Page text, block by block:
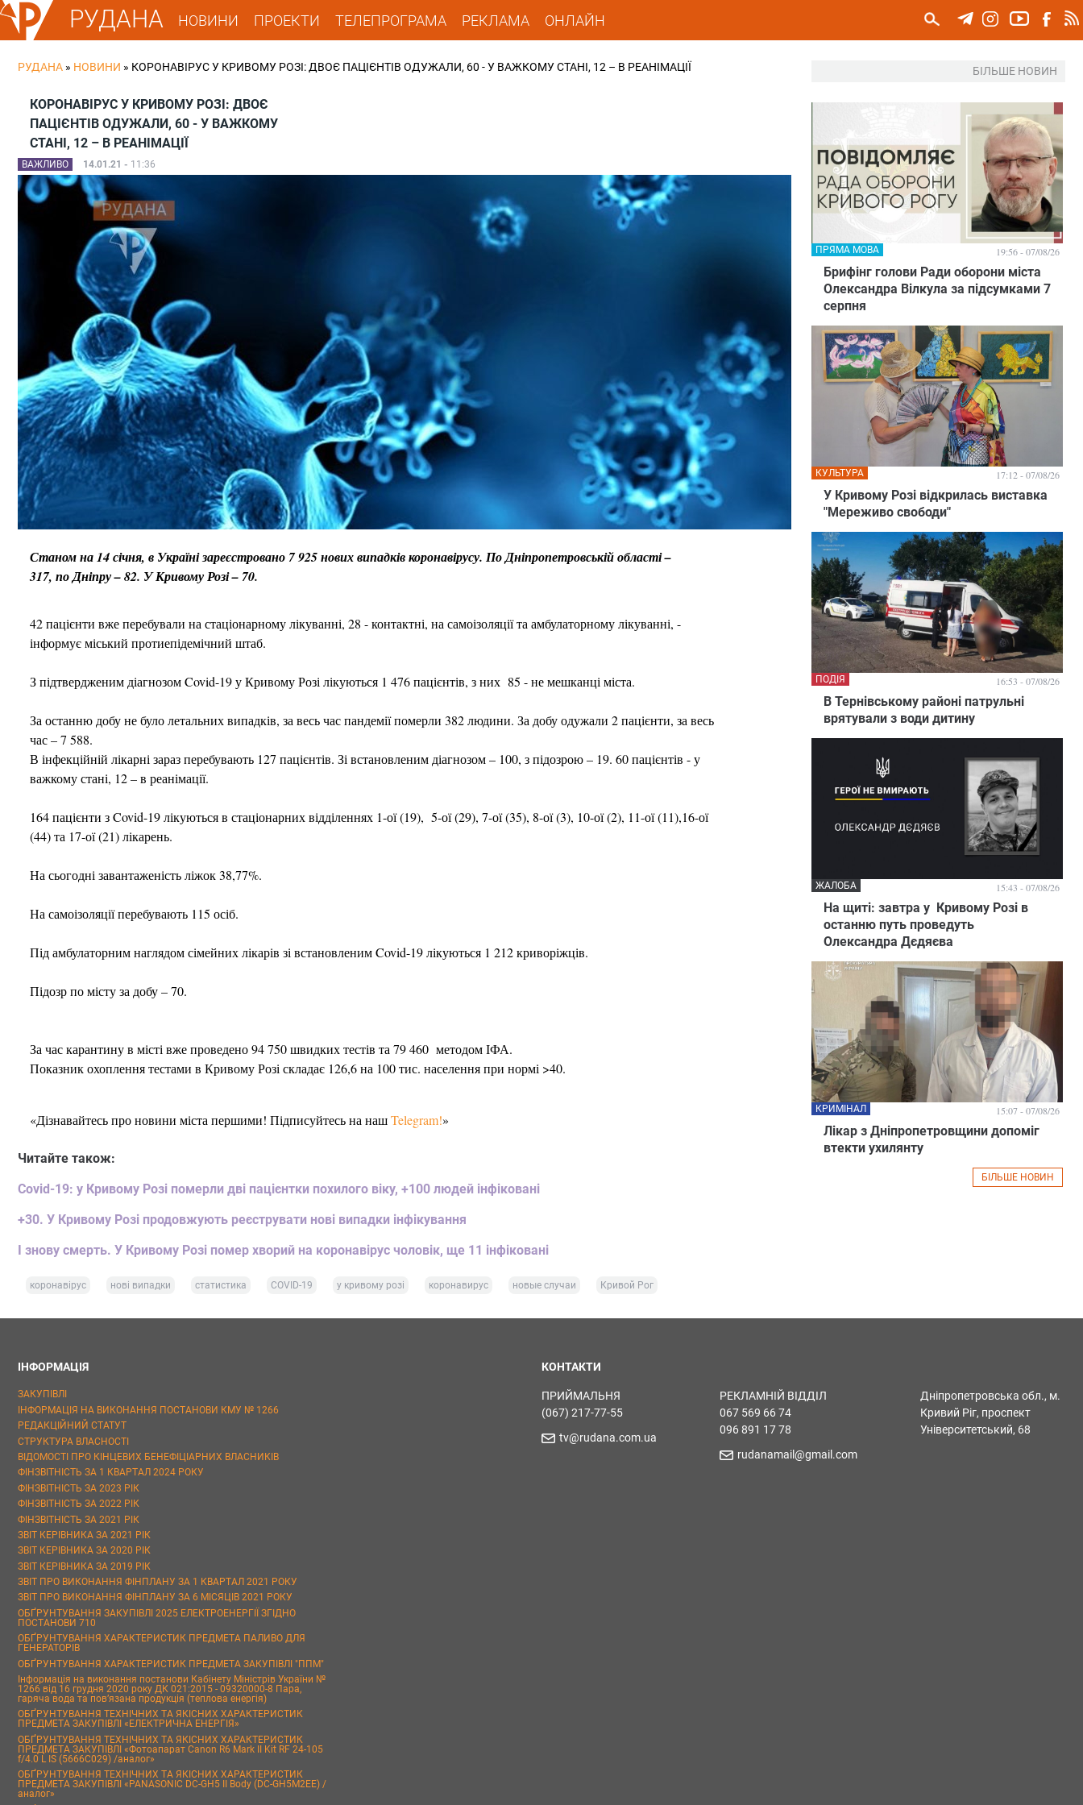
РУДАНА НОВИНИ ПРОЕКТИ ТЕЛЕПРОГРАМА РЕКЛАМА ОНЛАЙН
РУДАНА » НОВИНИ » КОРОНАВІРУС У КРИВОМУ РОЗІ: ДВОЄ ПАЦІЄНТІВ ОДУЖАЛИ, 60 - У ВАЖКОМУ СТАНІ, 12 – В РЕАНІМАЦІЇ
КОРОНАВІРУС У КРИВОМУ РОЗІ: ДВОЄ
ПАЦІЄНТІВ ОДУЖАЛИ, 60 - У ВАЖКОМУ
СТАНІ, 12 – В РЕАНІМАЦІЇ
ВАЖЛИВО 14.01.21 - 11:36
Станом на 14 січня, в Україні зареєстровано 7 925 нових випадків коронавірусу. По Дніпропетровській області –
317, по Дніпру – 82. У Кривому Розі – 70.
42 пацієнти вже перебували на стаціонарному лікуванні, 28 - контактні, на самоізоляції та амбулаторному лікуванні, -
інформує міський протиепідемічний штаб.
З підтвердженим діагнозом Covid-19 у Кривому Розі лікуються 1 476 пацієнтів, з них 85 - не мешканці міста.
За останню добу не було летальних випадків, за весь час пандемії померли 382 людини. За добу одужали 2 пацієнти, за весь
час – 7 588.
В інфекційній лікарні зараз перебувають 127 пацієнтів. Зі встановленим діагнозом – 100, з підозрою – 19. 60 пацієнтів - у
важкому стані, 12 – в реанімації.
164 пацієнти з Covid-19 лікуються в стаціонарних відділеннях 1-ої (19), 5-ої (29), 7-ої (35), 8-ої (3), 10-ої (2), 11-ої (11),16-ої
(44) та 17-ої (21) лікарень.
На сьогодні завантаженість ліжок 38,77%.
На самоізоляції перебувають 115 осіб.
Під амбулаторним наглядом сімейних лікарів зі встановленим Covid-19 лікуються 1 212 криворіжців.
Підозр по місту за добу – 70.
За час карантину в місті вже проведено 94 750 швидких тестів та 79 460 методом ІФА.
Показник охоплення тестами в Кривому Розі складає 126,6 на 100 тис. населення при нормі >40.
«Дізнавайтесь про новини міста першими! Підписуйтесь на нашTelegram!»
Читайте також:
Covid-19: у Кривому Розі померли дві пацієнтки похилого віку, +100 людей інфіковані
+30. У Кривому Розі продовжують реєструвати нові випадки інфікування
І знову смерть. У Кривому Розі помер хворий на коронавірус чоловік, ще 11 інфіковані
коронавірус нові випадки статистика COVID-19 у кривому розі коронавирус новые случаи Кривой Рог
БІЛЬШЕ НОВИН
Брифінг голови Ради оборони міста
Олександра Вілкула за підсумками 7
серпня
ПРЯМА МОВА 19:56 - 07/08/26
У Кривому Розі відкрилась виставка
"Мереживо свободи"
КУЛЬТУРА 17:12 - 07/08/26
В Тернівському районі патрульні
врятували з води дитину
ПОДІЯ 16:53 - 07/08/26
На щиті: завтра у Кривому Розі в
останню путь проведуть
Олександра Дєдяєва
ЖАЛОБА 15:43 - 07/08/26
Лікар з Дніпропетровщини допоміг
втекти ухилянту
КРИМІНАЛ 15:07 - 07/08/26
БІЛЬШЕ НОВИН
ІНФОРМАЦІЯ
ЗАКУПІВЛІ
ІНФОРМАЦІЯ НА ВИКОНАННЯ ПОСТАНОВИ КМУ № 1266
РЕДАКЦІЙНИЙ СТАТУТ
СТРУКТУРА ВЛАСНОСТІ
ВІДОМОСТІ ПРО КІНЦЕВИХ БЕНЕФІЦІАРНИХ ВЛАСНИКІВ
ФІНЗВІТНІСТЬ ЗА 1 КВАРТАЛ 2024 РОКУ
ФІНЗВІТНІСТЬ ЗА 2023 РІК
ФІНЗВІТНІСТЬ ЗА 2022 РІК
ФІНЗВІТНІСТЬ ЗА 2021 РІК
ЗВІТ КЕРІВНИКА ЗА 2021 РІК
ЗВІТ КЕРІВНИКА ЗА 2020 РІК
ЗВІТ КЕРІВНИКА ЗА 2019 РІК
ЗВІТ ПРО ВИКОНАННЯ ФІНПЛАНУ ЗА 1 КВАРТАЛ 2021 РОКУ
ЗВІТ ПРО ВИКОНАННЯ ФІНПЛАНУ ЗА 6 МІСЯЦІВ 2021 РОКУ
ОБҐРУНТУВАННЯ ЗАКУПІВЛІ 2025 ЕЛЕКТРОЕНЕРГІЇ ЗГІДНО
ПОСТАНОВИ 710
ОБҐРУНТУВАННЯ ХАРАКТЕРИСТИК ПРЕДМЕТА ПАЛИВО ДЛЯ
ГЕНЕРАТОРІВ
ОБҐРУНТУВАННЯ ХАРАКТЕРИСТИК ПРЕДМЕТА ЗАКУПІВЛІ "ППМ"
Інформація на виконання постанови Кабінету Міністрів України №
1266 від 16 грудня 2020 року ДК 021:2015 - 09320000-8 Пара,
гаряча вода та пов’язана продукція (теплова енергія)
ОБҐРУНТУВАННЯ ТЕХНІЧНИХ ТА ЯКІСНИХ ХАРАКТЕРИСТИК
ПРЕДМЕТА ЗАКУПІВЛІ «ЕЛЕКТРИЧНА ЕНЕРГІЯ»
ОБҐРУНТУВАННЯ ТЕХНІЧНИХ ТА ЯКІСНИХ ХАРАКТЕРИСТИК
ПРЕДМЕТА ЗАКУПІВЛІ «Фотоапарат Canon R6 Mark II Kit RF 24-105
f/4.0 L IS (5666C029) /аналог»
ОБҐРУНТУВАННЯ ТЕХНІЧНИХ ТА ЯКІСНИХ ХАРАКТЕРИСТИК
ПРЕДМЕТА ЗАКУПІВЛІ «PANASONIC DC-GH5 II Body (DC-GH5M2EE) /
аналог»
КОНТАКТИ
ПРИЙМАЛЬНЯ
(067) 217-77-55
tv@rudana.com.ua
РЕКЛАМНІЙ ВІДДІЛ
067 569 66 74
096 891 17 78
rudanamail@gmail.com
Дніпропетровська обл., м.
Кривий Ріг, проспект
Університетський, 68